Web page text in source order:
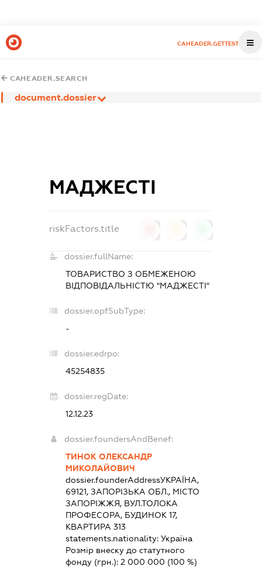
CAHEADER.GETTEST
CAHEADER.SEARCH
document.dossier
МАДЖЕСТІ
riskFactors.title
dossier.fullName:
ТОВАРИСТВО З ОБМЕЖЕНОЮ
ВІДПОВІДАЛЬНІСТЮ "МАДЖЕСТІ"
dossier.opfSubType:
-
dossier.edrpo:
45254835
dossier.regDate:
12.12.23
dossier.foundersAndBenef:
ТИНОК ОЛЕКСАНДР
МИКОЛАЙОВИЧ
dossier.founderAddressУКРАЇНА,
69121, ЗАПОРІЗЬКА ОБЛ., МІСТО
ЗАПОРІЖЖЯ, ВУЛ.ТОЛОКА
ПРОФЕСОРА, БУДИНОК 17,
КВАРТИРА 313
statements.nationality:Україна
Розмір внеску до статутного
фонду (грн.):2 000 000 (100 %)